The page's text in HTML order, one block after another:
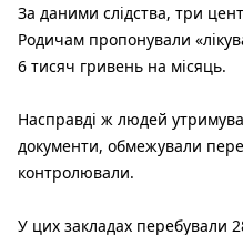
За даними слідства, три
Родичам пропонували
6 тисяч гривень на місяць.
Насправді ж людей
документи, обмежували
контролювали.
У цих закладах перебували